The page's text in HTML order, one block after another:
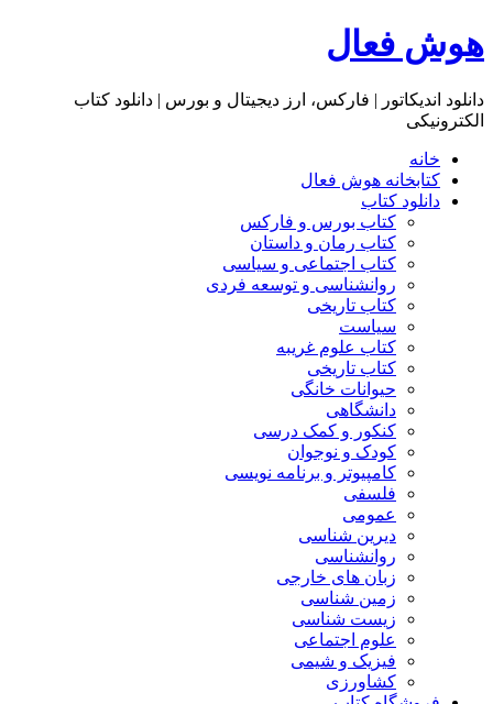
هوش فعال
دانلود اندیکاتور | فارکس، ارز دیجیتال و بورس | دانلود کتاب
الکترونیکی
خانه
کتابخانه هوش فعال
دانلود کتاب
کتاب بورس و فارکس
کتاب رمان و داستان
کتاب اجتماعی و سیاسی
روانشناسی و توسعه فردی
کتاب تاریخی
سیاست
کتاب علوم غریبه
کتاب تاریخی
حیوانات خانگی
دانشگاهی
کنکور و کمک‌ درسی
کودک و نوجوان
کامپیوتر و برنامه نویسی
فلسفی
عمومی
دیرین شناسی
روانشناسی
زبان های خارجی
زمین شناسی
زیست شناسی
علوم اجتماعی
فیزیک و شیمی
کشاورزی